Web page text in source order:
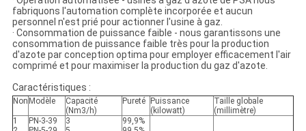
fabriquons l'automation complète incorporée et aucun
personnel n'est prié pour actionner l'usine à gaz.
· Consommation de puissance faible - nous garantissons une
consommation de puissance faible très pour la production
d'azote par conception optima pour employer efficacement l'air
comprimé et pour maximiser la production du gaz d'azote.
Caractéristiques :
Non Modèle
Capacité
(Nm3/h)
Pureté
Puissance
(kilowatt)
Taille globale
(millimètre)
1
PN-3-39
3
99,9%